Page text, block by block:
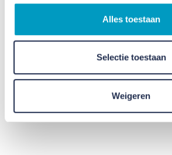
Alles toestaan
Selectie toestaan
Weigeren
ontwerp van de befaamde
dient nu als museum locatie. Het
Mijnmuseum is hier gevestigd.